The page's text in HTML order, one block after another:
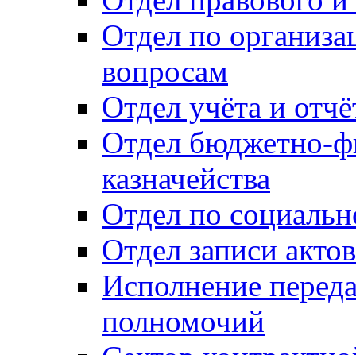
Отдел по
вопросам
Отдел учёта и
Отдел бюджетно-
казначейства
Отдел по
Отдел записи
Исполнение
полномочий